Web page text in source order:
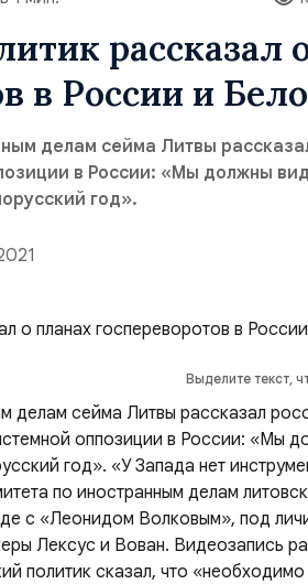
рассказал
в России и
делам сейма Литвы
в России: «Мы должны
год».
Выделите текст,
делам сейма Литвы рассказал
оппозиции в России: «Мы
год». «У Запада нет
по иностранным делам
с «Леонидом Волковым», под
Лексус и Вован. Видеозапись
политик сказал, что